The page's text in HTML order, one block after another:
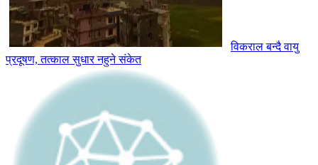
विकराल बन्दै वायु
प्रदूषण, तत्काल सुधार नहुने संकेत